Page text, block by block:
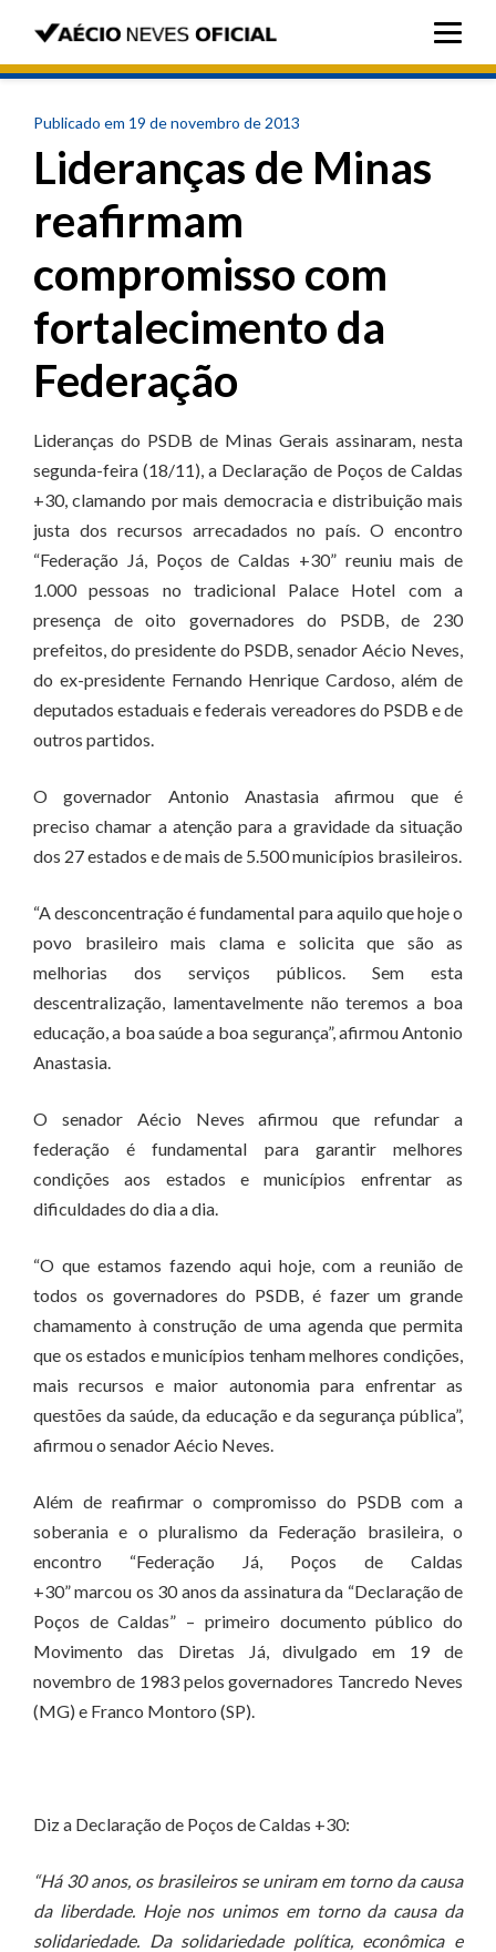
Publicado em 19 de novembro de 2013
Lideranças de Minas
reafirmam
compromisso com
fortalecimento da
Federação
Lideranças do PSDB de Minas Gerais assinaram, nesta
segunda-feira (18/11), a Declaração de Poços de Caldas
+30, clamando por mais democracia e distribuição mais
justa dos recursos arrecadados no país. O encontro
“Federação Já, Poços de Caldas +30” reuniu mais de
1.000 pessoas no tradicional Palace Hotel com a
presença de oito governadores do PSDB, de 230
prefeitos, do presidente do PSDB, senador Aécio Neves,
do ex-presidente Fernando Henrique Cardoso, além de
deputados estaduais e federais vereadores do PSDB e de
outros partidos.
O governador Antonio Anastasia afirmou que é
preciso chamar a atenção para a gravidade da situação
dos 27 estados e de mais de 5.500 municípios brasileiros.
“A desconcentração é fundamental para aquilo que hoje o
povo brasileiro mais clama e solicita que são as
melhorias dos serviços públicos. Sem esta
descentralização, lamentavelmente não teremos a boa
educação, a boa saúde a boa segurança”, afirmou Antonio
Anastasia.
O senador Aécio Neves afirmou que refundar a
federação é fundamental para garantir melhores
condições aos estados e municípios enfrentar as
dificuldades do dia a dia.
“O que estamos fazendo aqui hoje, com a reunião de
todos os governadores do PSDB, é fazer um grande
chamamento à construção de uma agenda que permita
que os estados e municípios tenham melhores condições,
mais recursos e maior autonomia para enfrentar as
questões da saúde, da educação e da segurança pública”,
afirmou o senador Aécio Neves.
Além de reafirmar o compromisso do PSDB com a
soberania e o pluralismo da Federação brasileira, o
encontro “Federação Já, Poços de Caldas
+30” marcou os 30 anos da assinatura da “Declaração de
Poços de Caldas” – primeiro documento público do
Movimento das Diretas Já, divulgado em 19 de
novembro de 1983 pelos governadores Tancredo Neves
(MG) e Franco Montoro (SP).
Diz a Declaração de Poços de Caldas +30:
“Há 30 anos, os brasileiros se uniram em torno da causa
da liberdade. Hoje nos unimos em torno da causa da
solidariedade. Da solidariedade política, econômica e